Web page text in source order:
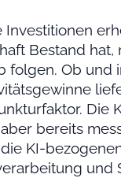
Bestand hat,
folgen. Ob und
Die
bereits
KI-
und